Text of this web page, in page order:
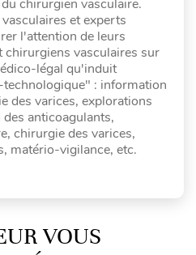
chirurgien vasculaire.
et experts
l'attention de leurs
chirurgiens vasculaires sur
légal qu'induit
: information
des varices, explorations
anticoagulants,
chirurgie des varices,
matério-vigilance, etc.
VOUS